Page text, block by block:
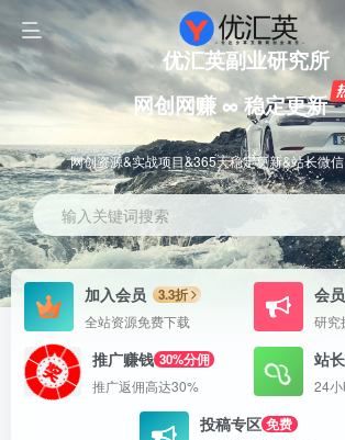
优汇英副业研究所
网创网赚 ∞ 稳定更新
网创资源&实战项目&365天稳定更新&站长微
输入关键词搜索
加入会员
3.3折
全站资源免费下载
会
研究
推广赚钱 30%分佣
推广返佣高达30%
站
24
投稿专区 免费